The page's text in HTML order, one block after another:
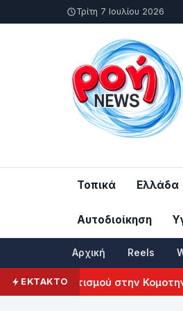
Τρίτη 7 Ιουλίου 2026
Τοπικά Ελλάδα
Αυτοδιοίκηση
Αρχική Reels
ΕΚΤΑΚΤΟ
Πολιτισμού στην Κομοτηνή